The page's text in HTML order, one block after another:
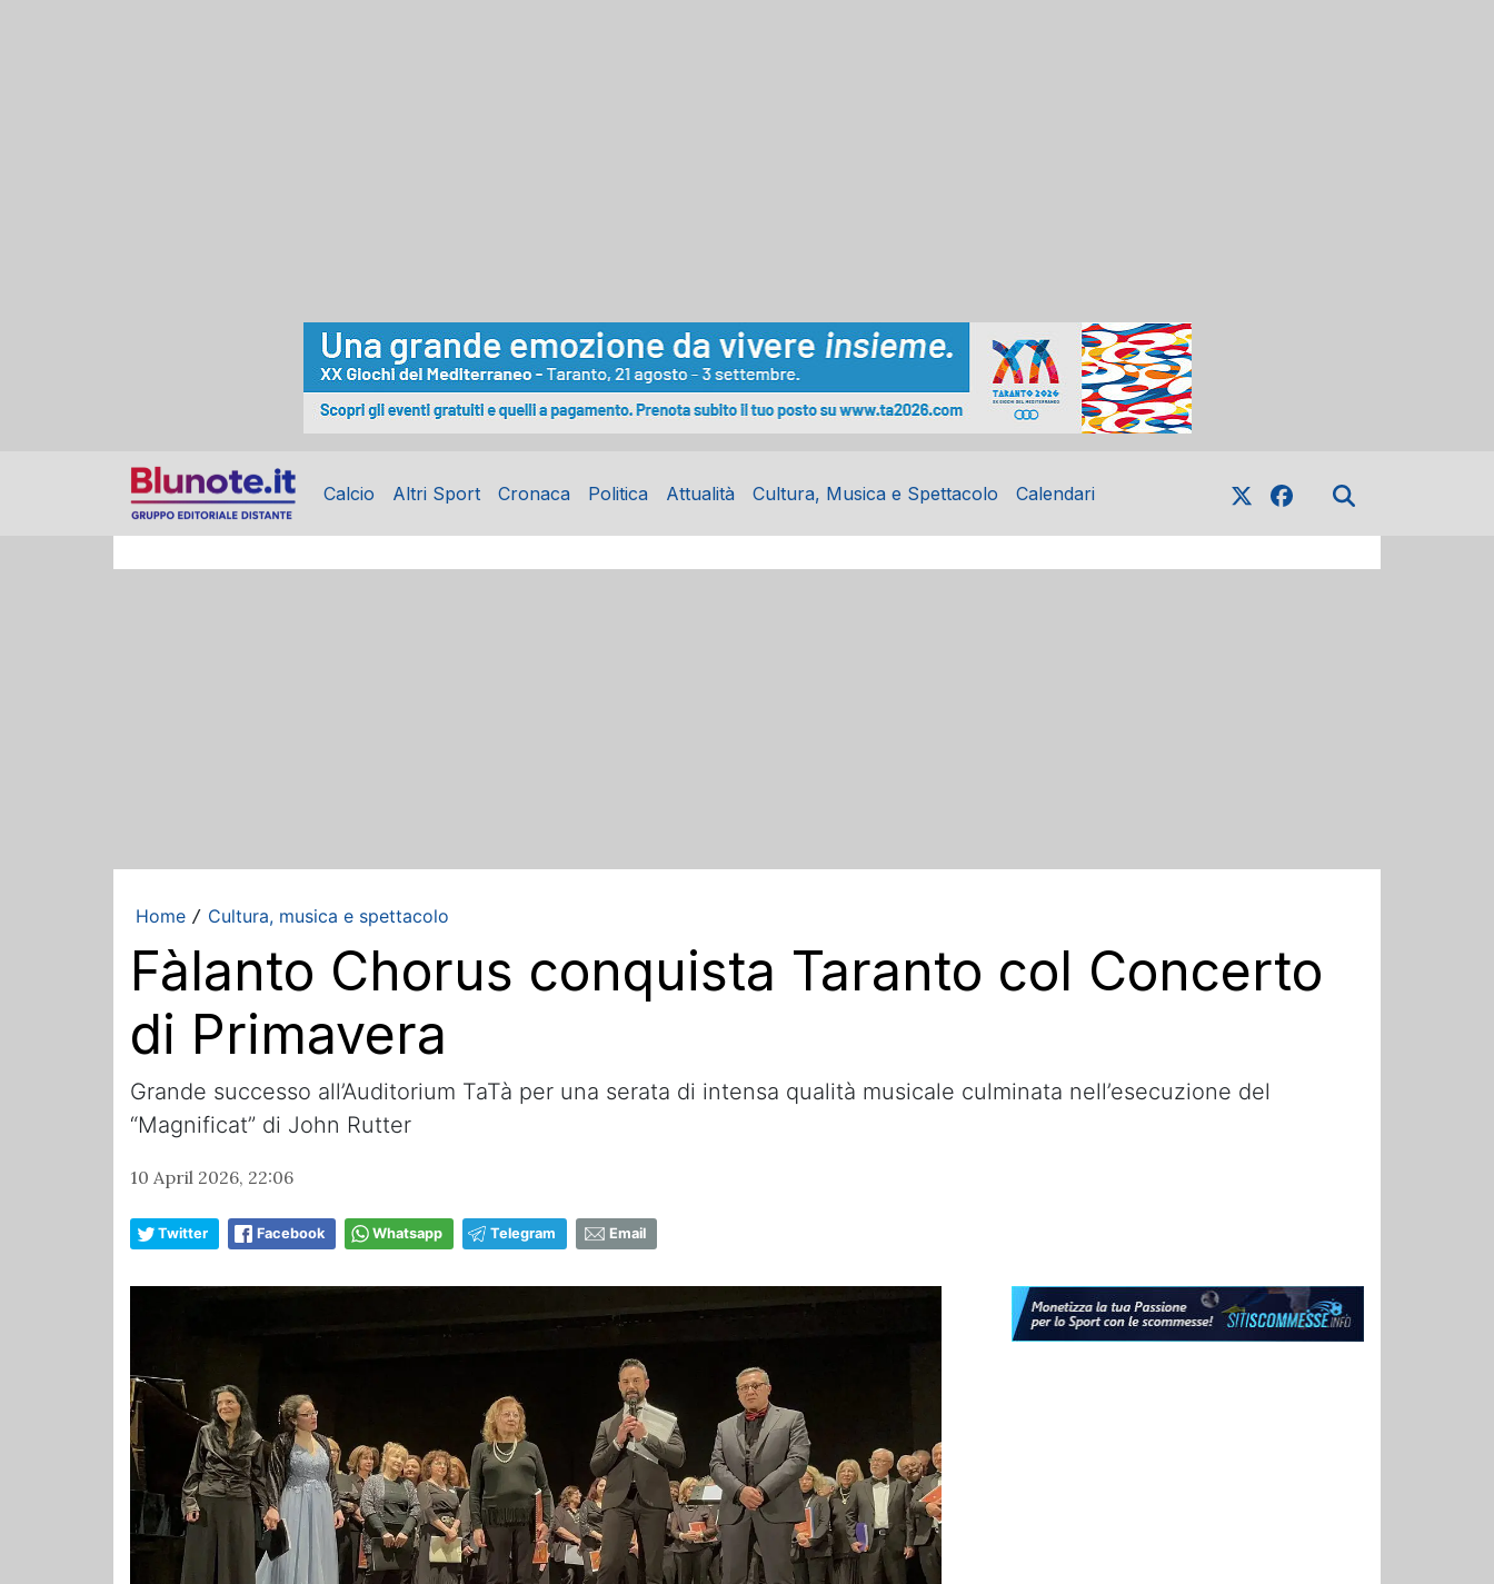
Calcio Altri Sport Cronaca Politica Attualità Cultura, Musica e Spettacolo Calendari
Home / Cultura, musica e spettacolo
Fàlanto Chorus conquista Taranto col Concerto
di Primavera
Grande successo all’Auditorium TaTà per una serata di intensa qualità musicale culminata nell’esecuzione del
“Magnificat” di John Rutter
10 April 2026, 22:06
Twitter Facebook Whatsapp Telegram Email